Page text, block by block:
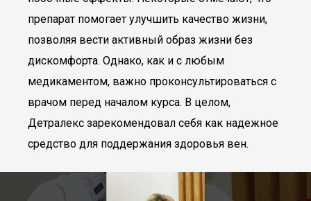
препарат помогает улучшить качество жизни,
позволяя вести активный образ жизни без
дискомфорта. Однако, как и с любым
медикаментом, важно проконсультироваться с
врачом перед началом курса. В целом,
Детралекс зарекомендовал себя как надежное
средство для поддержания здоровья вен.